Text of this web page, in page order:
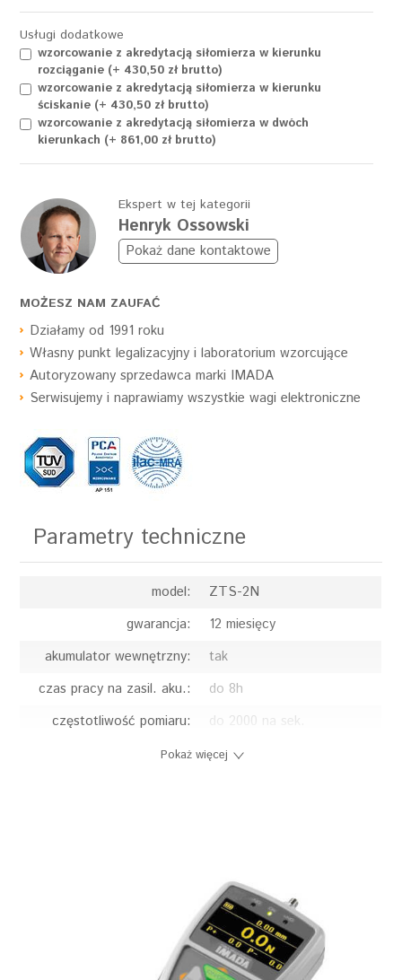
Usługi dodatkowe
wzorcowanie z akredytacją siłomierza w kierunku
rozciąganie (+ 430,50 zł brutto)
wzorcowanie z akredytacją siłomierza w kierunku
ściskanie (+ 430,50 zł brutto)
wzorcowanie z akredytacją siłomierza w dwóch
kierunkach (+ 861,00 zł brutto)
Ekspert w tej kategorii
Henryk Ossowski
Pokaż dane kontaktowe
MOŻESZ NAM ZAUFAĆ
Działamy od 1991 roku
Własny punkt legalizacyjny i laboratorium wzorcujące
Autoryzowany sprzedawca marki IMADA
Serwisujemy i naprawiamy wszystkie wagi elektroniczne
Parametry techniczne
model:
ZTS-2N
gwarancja:
12 miesięcy
akumulator wewnętrzny:
tak
czas pracy na zasil. aku.:
do 8h
częstotliwość pomiaru:
do 2000 na sek.
czujnik:
wewnętrzny
RS 232, USB
jednostki miary:
kgf, lbf, N
język menu:
angielski
Pokaż więcej